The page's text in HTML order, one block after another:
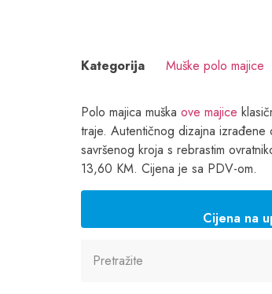
Kategorija Muške polo majice
Polo majica muška ove majice
traje. Autentičnog dizajna
savršenog kroja s rebrastim
13,60 KM. Cijena je sa PDV-om.
Cijena na